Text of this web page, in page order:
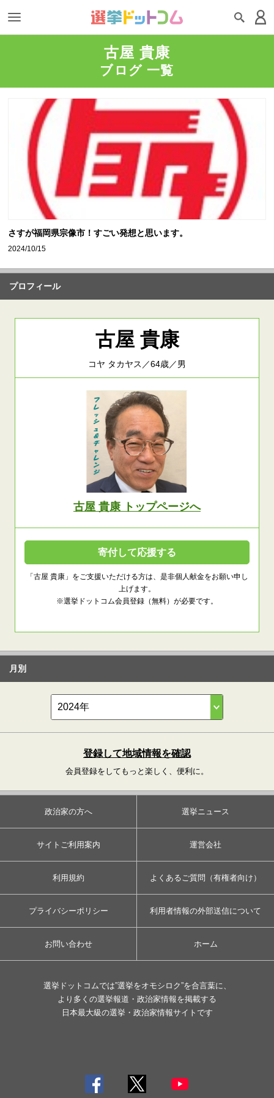
古屋 貴康
ブログ 一覧
さすが福岡県宗像市！すごい発想と思います。
2024/10/15
プロフィール
古屋 貴康
コヤ タカヤス／64歳／男
古屋 貴康 トップページへ
寄付して応援する
「古屋 貴康」をご支援いただける方は、是非個人献金をお願い申し
上げます。
※選挙ドットコム会員登録（無料）が必要です。
月別
登録して地域情報を確認
会員登録をしてもっと楽しく、便利に。
政治家の方へ 選挙ニュース
サイトご利用案内 運営会社
利用規約 よくあるご質問（有権者向け）
プライバシーポリシー 利用者情報の外部送信について
お問い合わせ ホーム
選挙ドットコムでは”選挙をオモシロク”を合言葉に、
より多くの選挙報道・政治家情報を掲載する
日本最大級の選挙・政治家情報サイトです